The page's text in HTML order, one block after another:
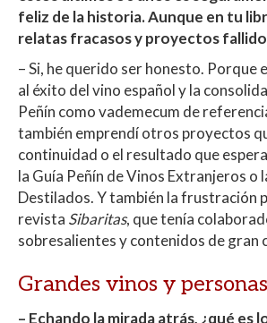
feliz de la historia. Aunque en tu
relatas fracasos y proyectos
– Si, he querido ser honesto. Porque
al éxito del vino español y la
Peñín como vademecum de
también emprendí otros proyectos
continuidad o el resultado que
la Guía Peñín de Vinos Extranjeros o
Destilados. Y también la frustración
revista Sibaritas, que tenía
sobresalientes y contenidos de gran
Grandes vinos y personas
– Echando la mirada atrás, ¿qué es